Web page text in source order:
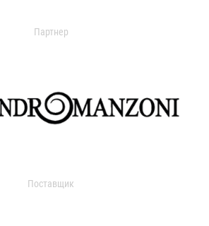
Партнер
Поставщик